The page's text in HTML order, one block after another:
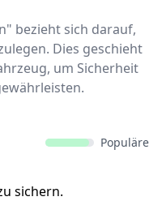
bezieht sich darauf,
Dies geschieht
um Sicherheit
Populäre
sichern.